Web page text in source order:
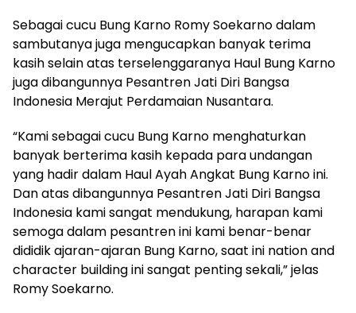
Sebagai cucu Bung Karno Romy Soekarno dalam
sambutanya juga mengucapkan banyak terima
kasih selain atas terselenggaranya Haul Bung Karno
juga dibangunnya Pesantren Jati Diri Bangsa
Indonesia Merajut Perdamaian Nusantara.
“Kami sebagai cucu Bung Karno menghaturkan
banyak berterima kasih kepada para undangan
yang hadir dalam Haul Ayah Angkat Bung Karno ini.
Dan atas dibangunnya Pesantren Jati Diri Bangsa
Indonesia kami sangat mendukung, harapan kami
semoga dalam pesantren ini kami benar-benar
dididik ajaran-ajaran Bung Karno, saat ini nation and
character building ini sangat penting sekali,” jelas
Romy Soekarno.